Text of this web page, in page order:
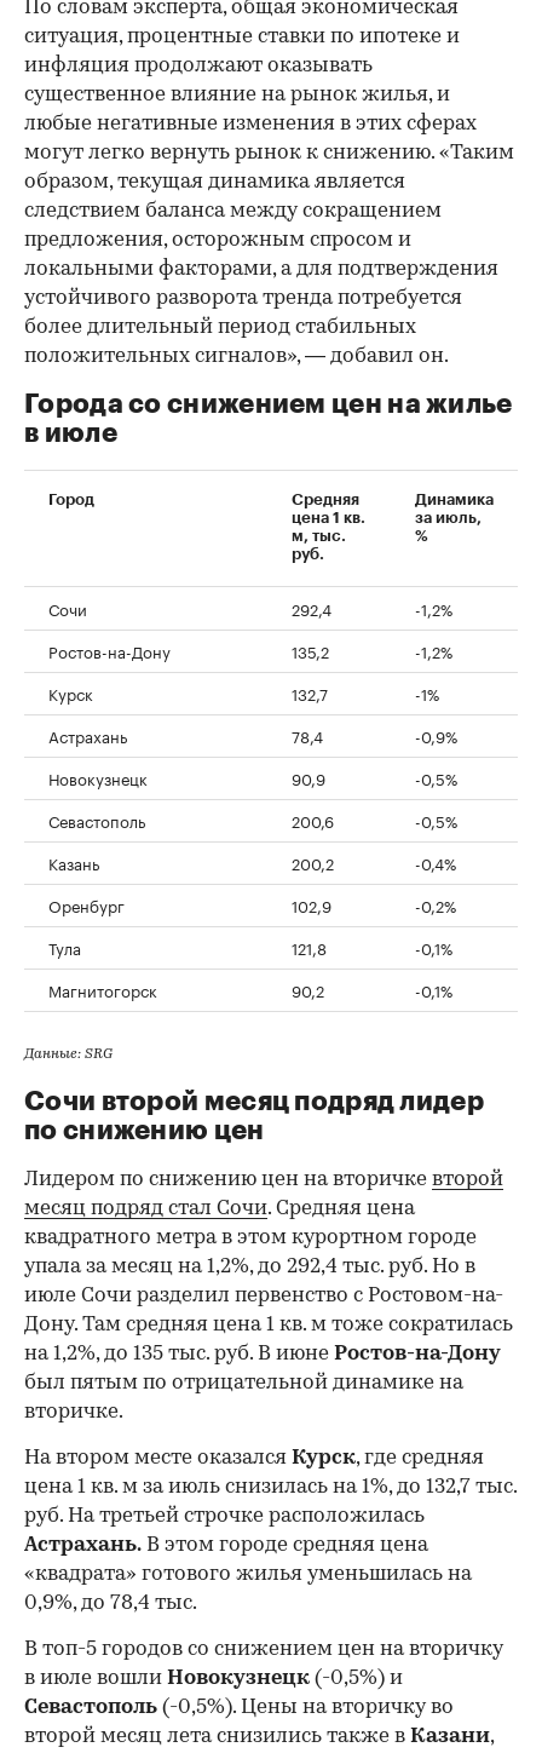
По словам эксперта, общая экономическая
ситуация, процентные ставки по ипотеке и
инфляция продолжают оказывать
существенное влияние на рынок жилья, и
любые негативные изменения в этих сферах
могут легко вернуть рынок к снижению. «Таким
образом, текущая динамика является
следствием баланса между сокращением
предложения, осторожным спросом и
локальными факторами, а для подтверждения
устойчивого разворота тренда потребуется
более длительный период стабильных
положительных сигналов», — добавил он.
Города со снижением цен на жилье
в июле
Город
Средняя
цена 1 кв.
м, тыс.
руб.
Динамика
за июль,
%
Сочи 292,4
-1,2%
Ростов-на-Дону
135,2
-1,2%
Курск
132,7
-1%
Астрахань
78,4
-0,9%
Новокузнецк
90,9
-0,5%
Севастополь
200,6
-0,5%
Казань
200,2
-0,4%
Оренбург
102,9
-0,2%
Тула
121,8
-0,1%
Магнитогорск
90,2 -0,1%
Данные: SRG
Сочи второй месяц подряд лидер
по снижению цен
Лидером по снижению цен на вторичке второй
месяц подряд стал Сочи. Средняя цена
квадратного метра в этом курортном городе
упала за месяц на 1,2%, до 292,4 тыс. руб. Но в
июле Сочи разделил первенство с Ростовом-на-
Дону. Там средняя цена 1 кв. м тоже сократилась
на 1,2%, до 135 тыс. руб. В июне Ростов-на-Дону
был пятым по отрицательной динамике на
вторичке.
На втором месте оказался Курск, где средняя
цена 1 кв. м за июль снизилась на 1%, до 132,7 тыс.
руб. На третьей строчке расположилась
Астрахань. В этом городе средняя цена
«квадрата» готового жилья уменьшилась на
0,9%, до 78,4 тыс.
В топ-5 городов со снижением цен на вторичку
в июле вошли Новокузнецк (-0,5%) и
Севастополь (-0,5%). Цены на вторичку во
второй месяц лета снизились также в Казани,